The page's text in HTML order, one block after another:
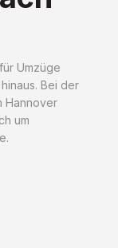
für Umzüge
Bei der
Hannover
um